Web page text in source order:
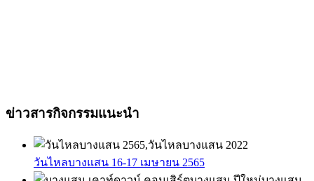
ข่าวสารกิจกรรมแนะนำ
วันไหลบางแสน 16-17 เมษายน 2565